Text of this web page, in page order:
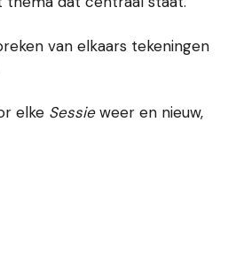
van elkaars tekeningen
elke Sessieweer en nieuw,